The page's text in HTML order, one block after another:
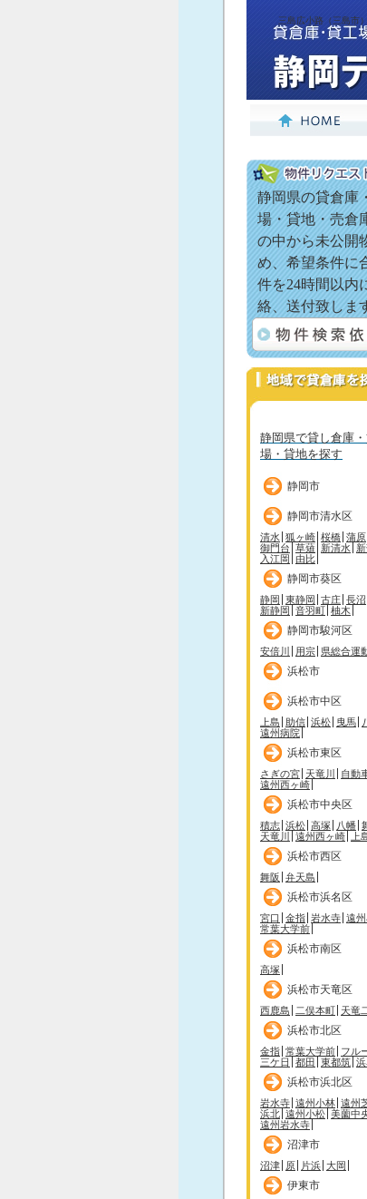
三島広小路（三島市
静岡県の貸倉庫
場・貸地・売倉
の中から未公開
め、希望条件に
件を24時間以内
絡、送付致しま
静岡県で貸し倉庫
場・貸地を探す
静岡市
静岡市清水区
清水 狐ヶ崎 桜橋 蒲原
御門台 草薙 新清水
入江岡 由比
静岡市葵区
静岡 東静岡 古庄 長沼
新静岡 音羽町 柚木
静岡市駿河区
安倍川 用宗 県総合運
浜松市
浜松市中区
上島 助信 浜松 曳馬
遠州病院
浜松市東区
さぎの宮 天竜川
自動
遠州西ヶ崎
浜松市中央区
積志 浜松 高塚 八幡
天竜川
遠州西ヶ崎 上
浜松市西区
舞阪 弁天島
浜松市浜名区
宮口 金指 岩水寺 遠
常葉大学前
浜松市南区
高塚
浜松市天竜区
西鹿島 二俣本町 天竜
浜松市北区
金指 常葉大学前 フル
三ケ日
都田 東都筑
浜松市浜北区
岩水寺 遠州小林 遠州
浜北 遠州小松 美薗中
遠州岩水寺
沼津市
沼津 原 片浜 大岡
伊東市